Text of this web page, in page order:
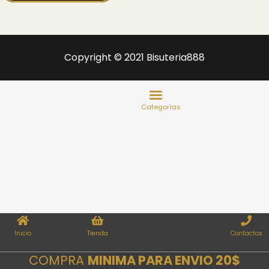
Copyright © 2021 Bisuteria888
Inicio Tienda Contactos
COMPRA MINIMA PARA ENVIO 20$